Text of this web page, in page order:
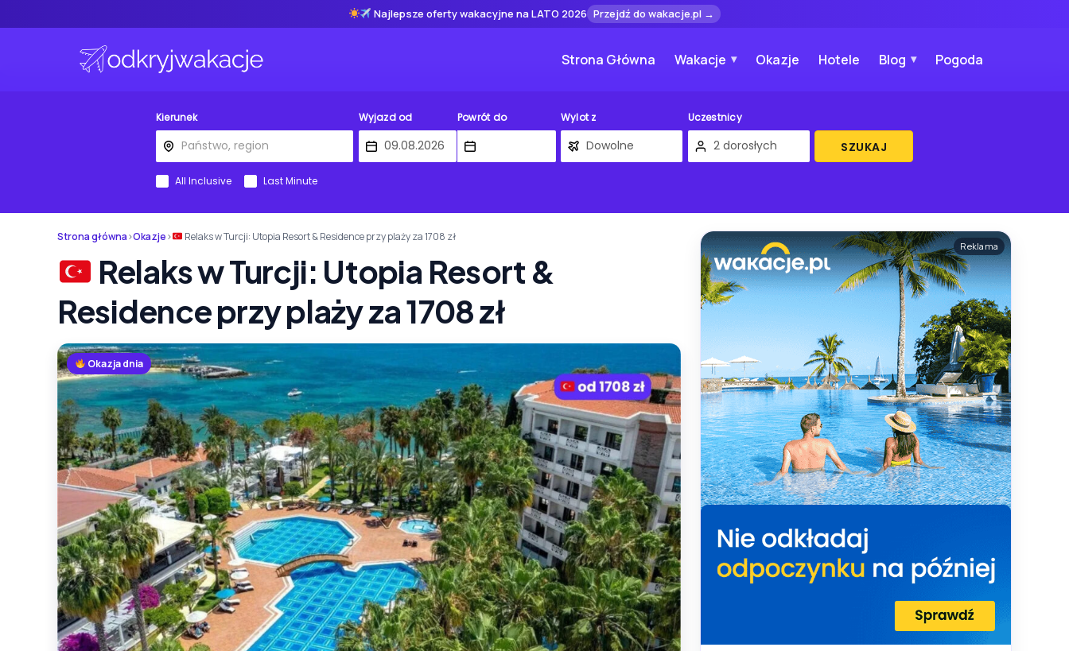
Najlepsze oferty wakacyjne na LATO 2026 Przejdź do wakacje.pl →
Strona Główna Wakacje Okazje Hotele Blog Pogoda
Kierunek Wyjazd od Powrót do Wylot z Uczestnicy
SZUKAJ
All Inclusive Last Minute
Strona główna›Okazje› Relaks w Turcji: Utopia Resort & Residence przy plaży za 1708 zł
Relaks w Turcji: Utopia Resort &
Residence przy plaży za 1708 zł
Okazja dnia
Reklama